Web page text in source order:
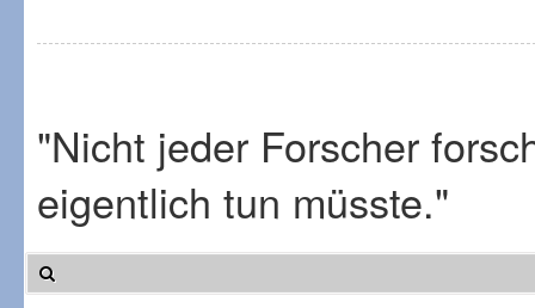
"Nicht jeder Forscher
eigentlich tun müsste."